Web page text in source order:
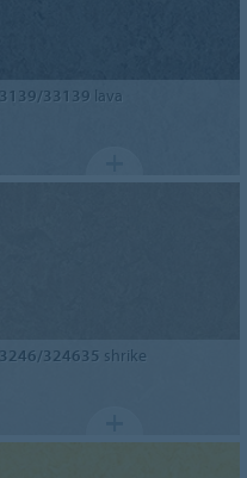
3139/33139 lava
3246/324635 shrike